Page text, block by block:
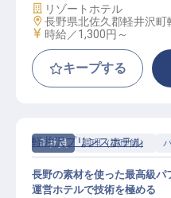
施設業態
リゾートホテル
勤務地
長野県北佐久郡軽井沢町
給与
時給／1,300円～
キープする
正社員 調理（調理師）
軽井沢プリンスホテル
長野の素材を使った最高級パ
運営ホテルで技術を極める